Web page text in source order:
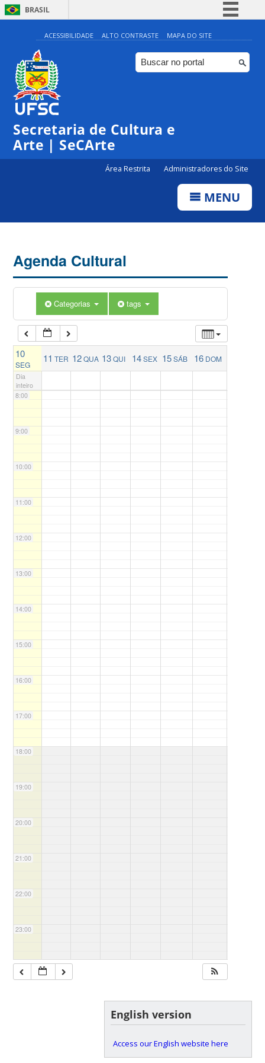
BRASIL
Simplifique!
Comunica BR
Participe
ACESSIBILIDADE ALTO CONTRASTE MAPA DO SITE
Secretaria de Cultura e
Arte | SeCArte
Área Restrita Administradores do Site
MENU
Agenda Cultural
Categorias tags
10
SEG
11 TER 12QUA 13QUI 14SEX 15SÁB 16 DOM
Dia
inteiro
0:00
1:00
5:00
6:00
7:00
8:00
9:00
10:00
11:00
12:00
13:00
14:00
15:00
16:00
17:00
18:00
19:00
20:00
21:00
22:00
23:00
English version
Access our English website here